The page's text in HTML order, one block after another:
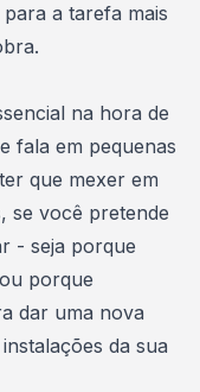
a tarefa mais
na hora de
fala em pequenas
que mexer em
se você pretende
- seja porque
ou porque
dar uma nova
da sua